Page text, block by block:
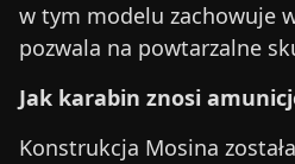
w tym modelu zachowuje
pozwala na powtarzalne
Jak karabin znosi
Konstrukcja Mosina